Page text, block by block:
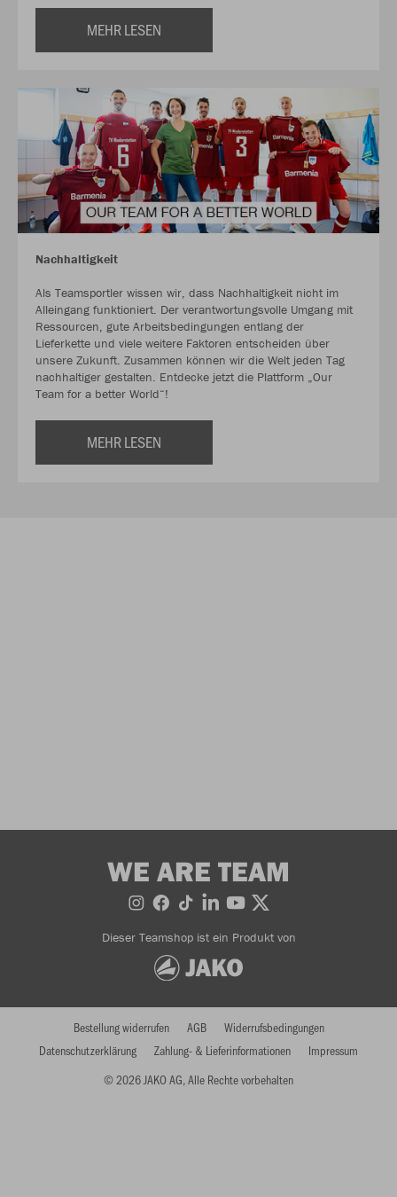
MEHR LESEN
Nachhaltigkeit
Als Teamsportler wissen wir, dass Nachhaltigkeit nicht im
Alleingang funktioniert. Der verantwortungsvolle Umgang mit
Ressourcen, gute Arbeitsbedingungen entlang der
Lieferkette und viele weitere Faktoren entscheiden über
unsere Zukunft. Zusammen können wir die Welt jeden Tag
nachhaltiger gestalten. Entdecke jetzt die Plattform „Our
Team for a better World“!
MEHR LESEN
WE ARE TEAM
Dieser Teamshop ist ein Produkt von
© 2026 JAKO AG, Alle Rechte vorbehalten
Bestellung widerrufen AGB
Widerrufsbedingungen
Datenschutzerklärung
Zahlung- & Lieferinformationen Impressum